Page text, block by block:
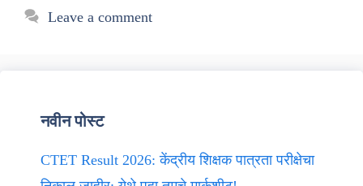
Leave a comment
नवीन पोस्ट
CTET Result 2026: केंद्रीय शिक्षक पात्रता परीक्षेचा